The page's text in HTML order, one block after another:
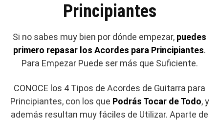
Principiantes
Si no sabes muy bien por dónde empezar, puedes
primero repasar los Acordes para Principiantes.
Para Empezar Puede ser más que Suficiente.
CONOCE los 4 Tipos de Acordes de Guitarra para
Principiantes, con los que Podrás Tocar de Todo, y
además resultan muy fáciles de Utilizar. Aparte de